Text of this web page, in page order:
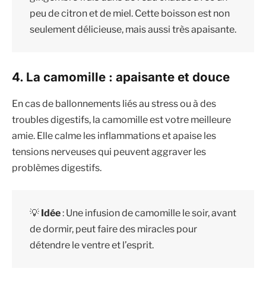
peu de citron et de miel. Cette boisson est non
seulement délicieuse, mais aussi très apaisante.
4. La camomille : apaisante et douce
En cas de ballonnements liés au stress ou à des
troubles digestifs, la camomille est votre meilleure
amie. Elle calme les inflammations et apaise les
tensions nerveuses qui peuvent aggraver les
problèmes digestifs.
💡 Idée: Une infusion de camomille le soir, avant
de dormir, peut faire des miracles pour
détendre le ventre et l’esprit.